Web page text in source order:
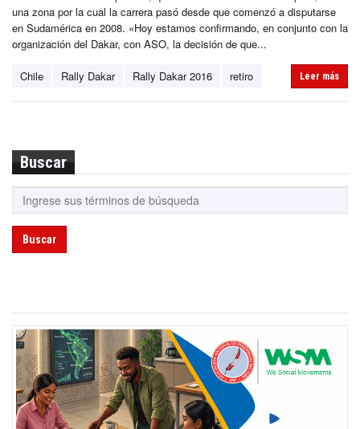
una zona por la cual la carrera pasó desde que comenzó a disputarse
en Sudamérica en 2008. «Hoy estamos confirmando, en conjunto con la
organización del Dakar, con ASO, la decisión de que...
Chile Rally Dakar Rally Dakar 2016 retiro Leer más
Buscar
Buscar